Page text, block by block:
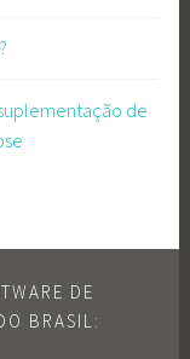
de
DE
BRASIL: